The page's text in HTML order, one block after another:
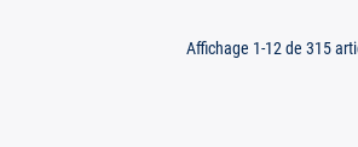
Affichage 1-12 de 315